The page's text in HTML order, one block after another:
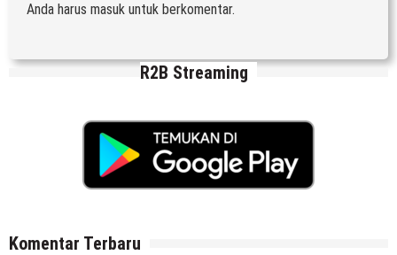
Anda harus masuk untuk berkomentar.
R2B Streaming
Komentar Terbaru